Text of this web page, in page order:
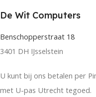
De Wit Computers
Benschopperstraat 18
3401 DH IJsselstein
U kunt bij ons betalen per
met U-pas Utrecht tegoed.